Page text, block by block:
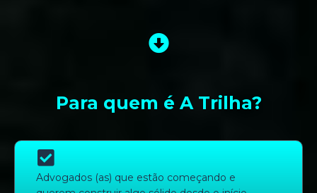
Para quem é A Trilha?
Advogados (as) que estão começando e